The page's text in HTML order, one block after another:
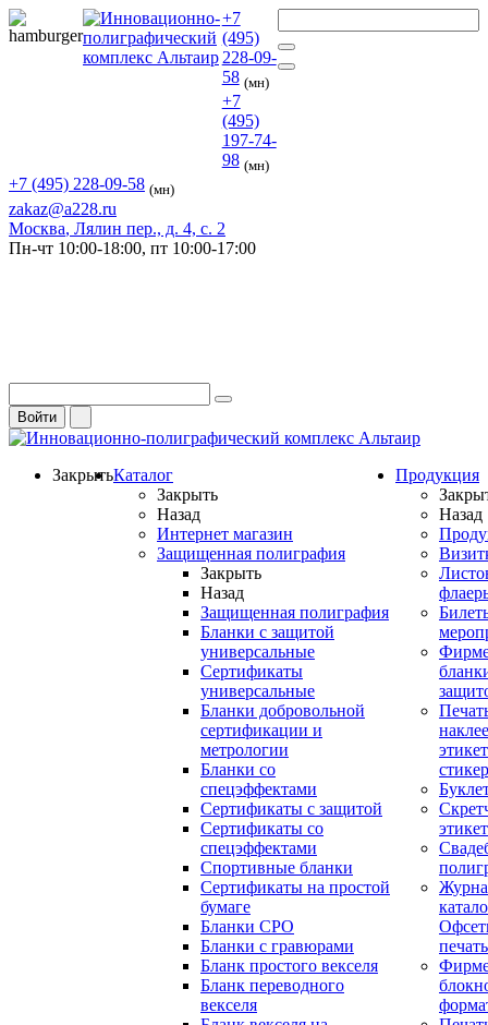
+7
(495)
228-09-
58 (мн)
+7
(495)
197-74-
98 (мн)
+7 (495) 228-09-58 (мн)
zakaz@a228.ru
Москва, Лялин пер., д. 4, с. 2
Пн-чт 10:00-18:00, пт 10:00-17:00
Войти
ЗакрытьКаталог
Закрыть
Назад
Интернет магазин
Защищенная полиграфия
Закрыть
Назад
Защищенная полиграфия
Бланки с защитой
универсальные
Сертификаты
универсальные
Бланки добровольной
сертификации и
метрологии
Бланки со
спецэффектами
Сертификаты с защитой
Сертификаты со
спецэффектами
Спортивные бланки
Cертификаты на простой
бумаге
Бланки СРО
Бланки с гравюрами
Бланк простого векселя
Бланк переводного
векселя
Продукция
Назад
печать